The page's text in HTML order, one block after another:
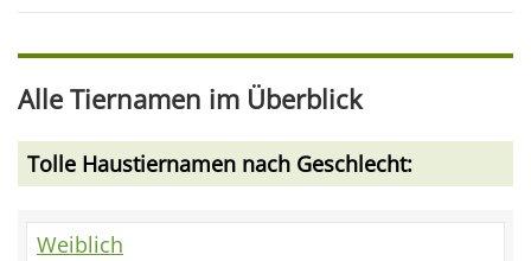
Alle Tiernamen im Überblick
Tolle Haustiernamen nach Geschlecht:
Weiblich